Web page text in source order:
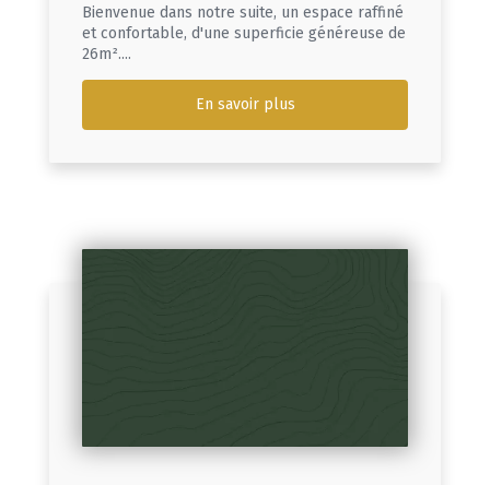
Bienvenue dans notre suite, un espace raffiné
et confortable, d'une superficie généreuse de
26m²....
En savoir plus